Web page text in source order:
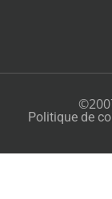
Politique de